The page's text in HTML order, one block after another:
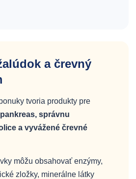
a črevný
tvoria produkty pre
správnu
a vyvážené črevné
môžu obsahovať enzýmy,
zložky, minerálne látky